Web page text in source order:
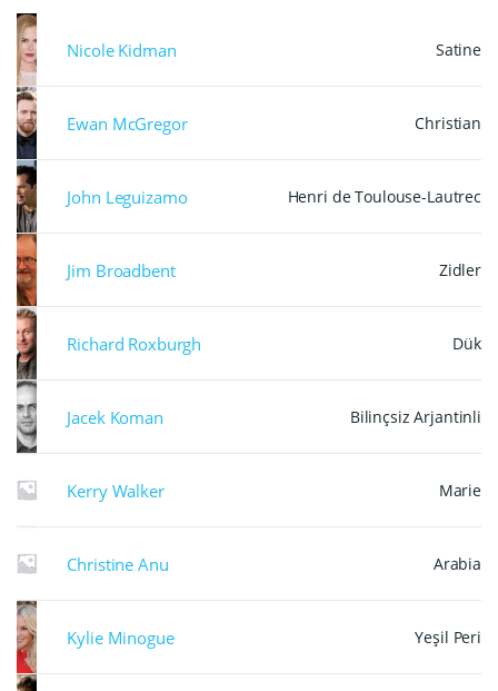
olmuşlardır ve ailelerin savaşının ortasında bir kaçış
Nicole Kidman Satine
Ewan McGregor Christian
John Leguizamo Henri de Toulouse-Lautrec
Jim Broadbent Zidler
Richard Roxburgh Dük
Jacek Koman Bilinçsiz Arjantinli
Kerry Walker Marie
Christine Anu Arabia
Kylie Minogue Yeşil Peri